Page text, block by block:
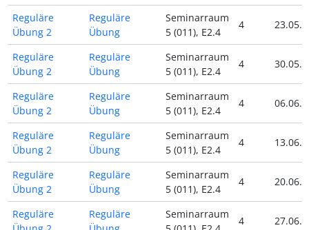
Reguläre
Übung 2
Reguläre
Übung
Seminarraum
5 (011), E2.4
4
Reguläre
Übung 2
Reguläre
Übung
Seminarraum
5 (011), E2.4
4
Reguläre
Übung 2
Reguläre
Übung
Seminarraum
5 (011), E2.4
4
Reguläre
Übung 2
Reguläre
Übung
Seminarraum
5 (011), E2.4
4
Reguläre
Übung 2
Reguläre
Übung
Seminarraum
5 (011), E2.4
4
Reguläre
Reguläre
Seminarraum
4